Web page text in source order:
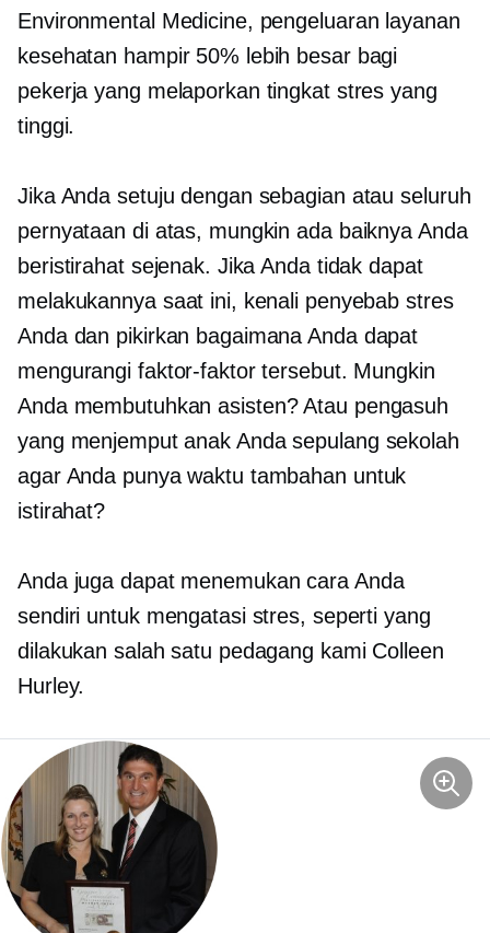
Environmental Medicine, pengeluaran layanan
kesehatan hampir 50% lebih besar bagi
pekerja yang melaporkan tingkat stres yang
tinggi.
Jika Anda setuju dengan sebagian atau seluruh
pernyataan di atas, mungkin ada baiknya Anda
beristirahat sejenak. Jika Anda tidak dapat
melakukannya saat ini, kenali penyebab stres
Anda dan pikirkan bagaimana Anda dapat
mengurangi faktor-faktor tersebut. Mungkin
Anda membutuhkan asisten? Atau pengasuh
yang menjemput anak Anda sepulang sekolah
agar Anda punya waktu tambahan untuk
istirahat?
Anda juga dapat menemukan cara Anda
sendiri untuk mengatasi stres, seperti yang
dilakukan salah satu pedagang kami Colleen
Hurley.